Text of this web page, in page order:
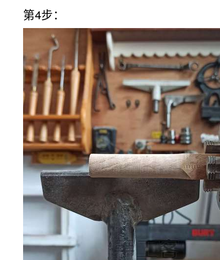
第4步：